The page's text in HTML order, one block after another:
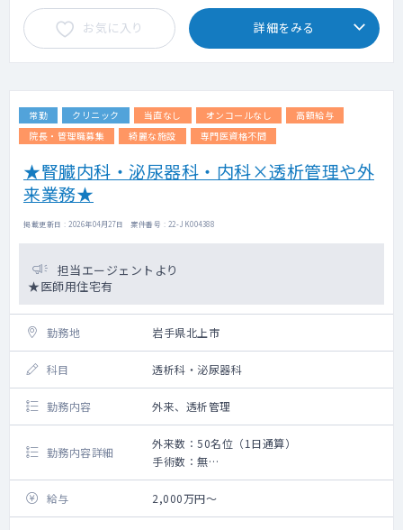
お気に入り 詳細をみる
常勤 クリニック 当直なし オンコールなし
高額給与
院長・管理職募集
綺麗な施設 専門医資格不問
★腎臓内科・泌尿器科・内科×透析管理や外
来業務★
掲載更新日 : 2026年04月27日 案件番号 : 22-JK004388
担当エージェントより
★医師用住宅有
勤務地 岩手県北上市
科目 透析科・泌尿器科
勤務内容 外来、透析管理
勤務内容詳細
外来数：50名位（1日通算）
手術数：無
外来と透析管理のご勤務です。
外来のみのご勤務のご相談も可能です。
給与 2,000万円～